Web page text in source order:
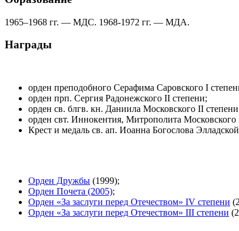
1965–1968 гг. — МДС. 1968-1972 гг. — МДА.
Награды
орден преподобного Серафима Саровского I
орден прп. Сергия Радонежского II степени;
орден св. блгв. кн. Даниила Московского II
орден свт. Иннокентия, Митрополита Московского
Крест и медаль св. ап. Иоанна Богослова
Орден Дружбы (1999);
Орден Почета (2005);
Орден «За заслуги перед Отечеством» IV степени
Орден «За заслуги перед Отечеством» III степени